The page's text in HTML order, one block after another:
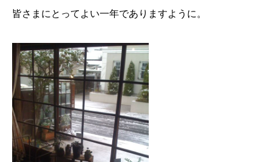
皆さまにとってよい一年でありますように。